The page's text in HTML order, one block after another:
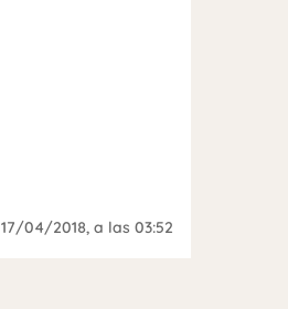
17/04/2018, a las 03:52